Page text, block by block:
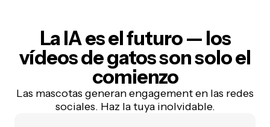
La IA es el futuro— los
vídeos de gatos son solo el
comienzo
Las mascotas generan engagement en las redes
sociales. Haz la tuya inolvidable.